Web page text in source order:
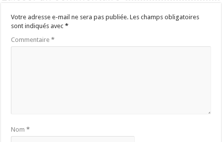
Votre adresse e-mail ne sera pas publiée. Les champs obligatoires
sont indiqués avec*
Commentaire*
Nom*